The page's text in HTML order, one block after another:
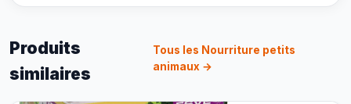
Produits
similaires
Tous les Nourriture petits
animaux →